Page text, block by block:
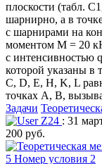
плоскости (табл.
шарнирно, а в
с шарнирами на
моментом М = 20
с интенсивностью
которой указаны в
C, D, E, H, K, L
точках А, В,
Задачи
Z24 : 31
200 руб.